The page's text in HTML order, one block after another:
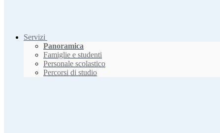
Servizi
Panoramica
Famiglie e studenti
Personale scolastico
Percorsi di studio